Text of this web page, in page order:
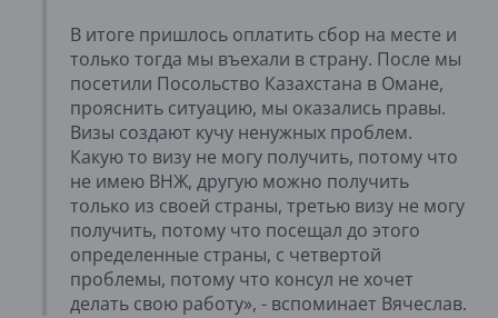
В итоге пришлось оплатить сбор на месте и
только тогда мы въехали в страну. После мы
посетили Посольство Казахстана в Омане,
прояснить ситуацию, мы оказались правы.
Визы создают кучу ненужных проблем.
Какую то визу не могу получить, потому что
не имею ВНЖ, другую можно получить
только из своей страны, третью визу не могу
получить, потому что посещал до этого
определенные страны, с четвертой
проблемы, потому что консул не хочет
делать свою работу», - вспоминает Вячеслав.